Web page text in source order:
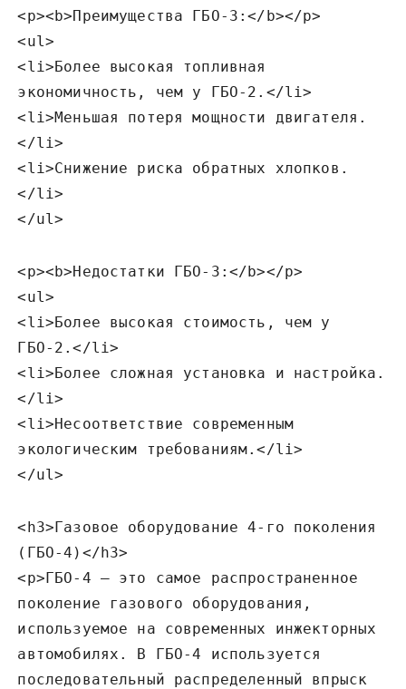
<p><b>Преимущества ГБО-3:</b></p>
<ul>
<li>Более высокая топливная
экономичность‚ чем у ГБО-2.</li>
<li>Меньшая потеря мощности двигателя.
</li>
<li>Снижение риска обратных хлопков.
</li>
</ul>
<p><b>Недостатки ГБО-3:</b></p>
<ul>
<li>Более высокая стоимость‚ чем у
ГБО-2.</li>
<li>Более сложная установка и настройка.
</li>
<li>Несоответствие современным
экологическим требованиям.</li>
</ul>
<h3>Газовое оборудование 4-го поколения
(ГБО-4)</h3>
<p>ГБО-4 – это самое распространенное
поколение газового оборудования‚
используемое на современных инжекторных
автомобилях. В ГБО-4 используется
последовательный распределенный впрыск